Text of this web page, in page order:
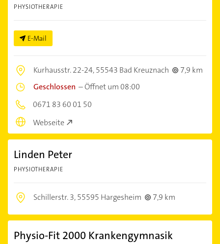
PHYSIOTHERAPIE
E-Mail
Kurhausstr. 22-24,55543 Bad Kreuznach
7,9 km
Geschlossen –Öffnet um 08:00
0671 83 60 01 50
Webseite
Linden Peter
PHYSIOTHERAPIE
Schillerstr. 3,55595 Hargesheim 7,9 km
Physio-Fit 2000 Krankengymnasik